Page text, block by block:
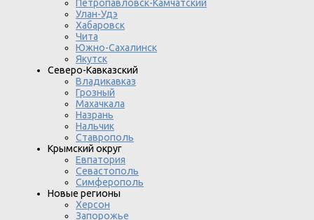
Петропавловск-Камчатский
Улан-Удэ
Хабаровск
Чита
Южно-Сахалинск
Якутск
Северо-Кавказский
Владикавказ
Грозный
Махачкала
Назрань
Нальчик
Ставрополь
Крымский округ
Евпатория
Севастополь
Симферополь
Новые регионы
Херсон
Запорожье